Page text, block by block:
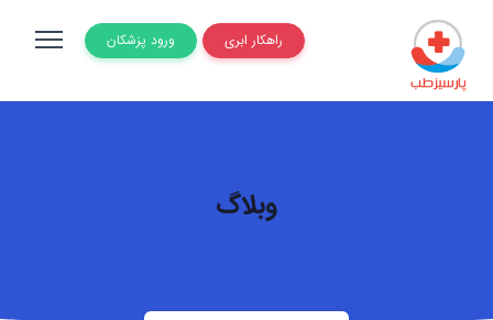
راهکار ابری ورود پزشکان
وبلاگ